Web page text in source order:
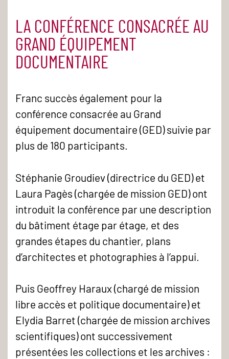
LA CONFÉRENCE CONSACRÉE AU
GRAND ÉQUIPEMENT
DOCUMENTAIRE
Franc succès également pour la
conférence consacrée au Grand
équipement documentaire (GED) suivie par
plus de 180 participants.
Stéphanie Groudiev (directrice du GED) et
Laura Pagès (chargée de mission GED) ont
introduit la conférence par une description
du bâtiment étage par étage, et des
grandes étapes du chantier, plans
d’architectes et photographies à l’appui.
Puis Geoffrey Haraux (chargé de mission
libre accès et politique documentaire) et
Elydia Barret (chargée de mission archives
scientifiques) ont successivement
présentées les collections et les archives :